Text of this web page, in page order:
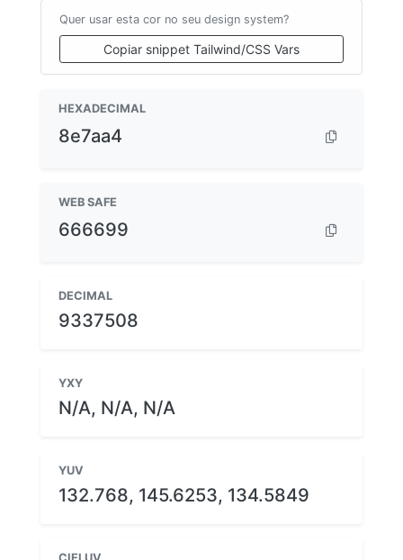
Quer usar esta cor no seu design system?
Copiar snippet Tailwind/CSS Vars
HEXADECIMAL
8e7aa4
WEB SAFE
666699
DECIMAL
9337508
YXY
N/A, N/A, N/A
YUV
132.768, 145.6253, 134.5849
CIELUV